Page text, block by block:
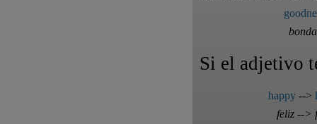
Si el adjetivo
happy-->
feliz -->